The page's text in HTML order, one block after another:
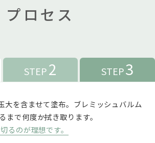
プロセス
STEP2 STEP3
大を含ませて塗布。ブレミッシュバルム
まで何度か拭き取ります。
るのが理想です。